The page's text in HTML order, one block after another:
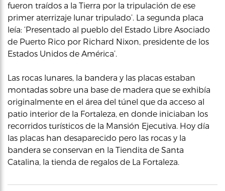
fueron traídos a la Tierra por la tripulación de ese
primer aterrizaje lunar tripulado’. La segunda placa
leía: ‘Presentado al pueblo del Estado Libre Asociado
de Puerto Rico por Richard Nixon, presidente de los
Estados Unidos de América’.
Las rocas lunares, la bandera y las placas estaban
montadas sobre una base de madera que se exhibía
originalmente en el área del túnel que da acceso al
patio interior de la Fortaleza, en donde iniciaban los
recorridos turísticos de la Mansión Ejecutiva. Hoy día
las placas han desaparecido pero las rocas y la
bandera se conservan en la Tiendita de Santa
Catalina, la tienda de regalos de La Fortaleza.